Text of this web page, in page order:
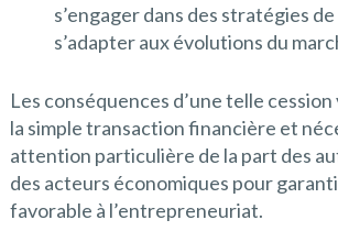
s’engager dans des stratégies
s’adapter aux évolutions du
Les conséquences d’une telle
la simple transaction financière et
attention particulière de la part des
des acteurs économiques pour
favorable à l’entrepreneuriat.